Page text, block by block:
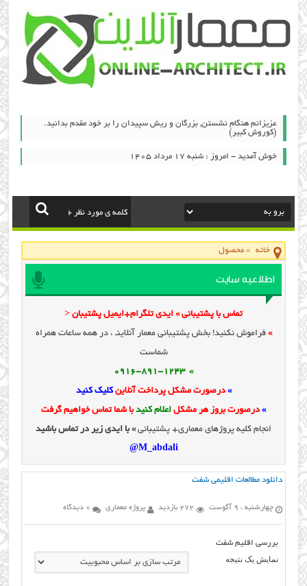
عزیزانم هنگام نشستن, بزرگان و ریش سپیدان را بر خود مقدم بدانید.
(کوروش کبیر)
خوش آمدید - امروز : شنبه ۱۷ مرداد ۱۴۰۵
خانه »محصول
اطلاعیه سایت
تماس با پشتیبانی » ایدی تلگرام+ایمیل پشتیبان <
» فراموش نکنید! بخش پشتیبانی معمار آنلاینـ ، در همه ساعات همراه
شماست
» 0916-891-1243
» درصورت مشکل پرداخت آنلاینکلیک کنید
» درصورت بروز هر مشکل اعلام کنیدبا شما تماس خواهیم گرفت
انجام کلیه پروژهای معماری+ پشتیبانی» با ایدی زیر در تماس باشید
M_abdali@
دانلود مطالعات اقليمي شفت
چهارشنبه ، 9 آگوست 272 بازدید پروژه معماری 0 دیدگاه
بررسی اقلیم شفت
نمایش یک نتیجه